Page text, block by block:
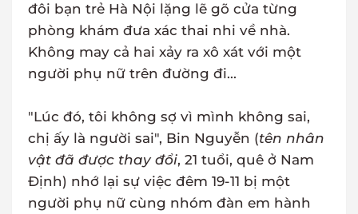
đôi bạn trẻ Hà Nội lặng lẽ gõ cửa từng
phòng khám đưa xác thai nhi về nhà.
Không may cả hai xảy ra xô xát với một
người phụ nữ trên đường đi...
"Lúc đó, tôi không sợ vì mình không sai,
chị ấy là người sai", Bin Nguyễn (tên nhân
vật đã được thay đổi, 21 tuổi, quê ở Nam
Định) nhớ lại sự việc đêm 19-11 bị một
người phụ nữ cùng nhóm đàn em hành